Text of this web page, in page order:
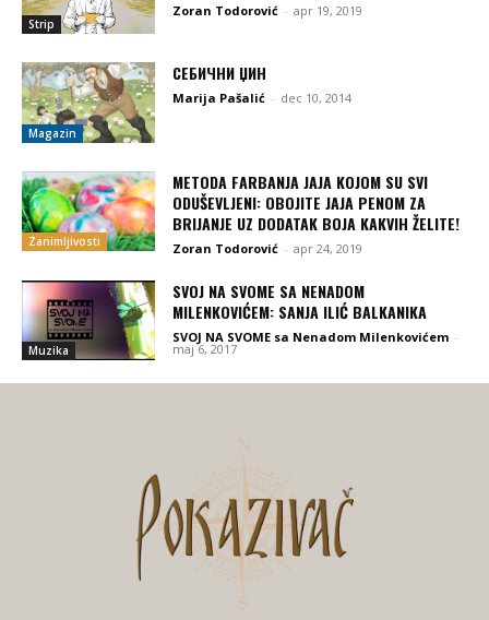
Strip
Zoran Todorović - apr 19, 2019
Magazin
СЕБИЧНИ ЏИН
Marija Pašalić - dec 10, 2014
Zanimljivosti
METODA FARBANJA JAJA KOJOM SU SVI
ODUŠEVLJENI: OBOJITE JAJA PENOM ZA
BRIJANJE UZ DODATAK BOJA KAKVIH ŽELITE!
Zoran Todorović - apr 24, 2019
Muzika
SVOJ NA SVOME SA NENADOM
MILENKOVIĆEM: SANJA ILIĆ BALKANIKA
SVOJ NA SVOME sa Nenadom Milenkovićem -
maj 6, 2017